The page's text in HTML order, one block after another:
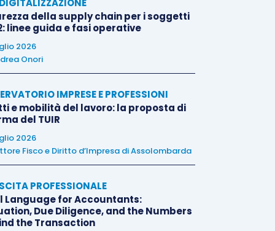
della supply chain per i soggetti
linee guida e fasi operative
2026
Onori
IMPRESE E PROFESSIONI
e mobilità del lavoro: la proposta di
del TUIR
2026
Fisco e Diritto d’Impresa di Assolombarda
PROFESSIONALE
Language for Accountants:
Due Diligence, and the Numbers
the Transaction